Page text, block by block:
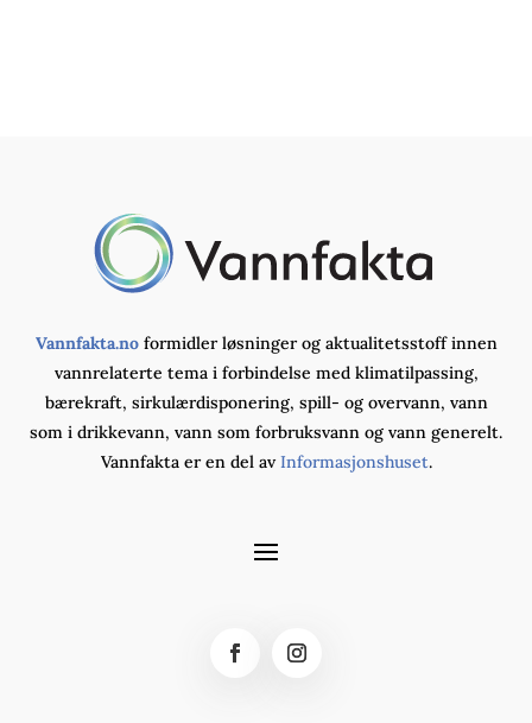
Vannfakta.noformidler løsninger og aktualitetsstoff innen
vannrelaterte tema i forbindelse med klimatilpassing,
bærekraft, sirkulærdisponering, spill- og overvann, vann
som i drikkevann, vann som forbruksvann og vann generelt.
Vannfakta er en del av Informasjonshuset.